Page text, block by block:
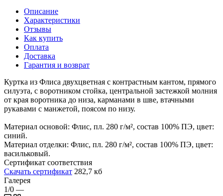
Описание
Характеристики
Отзывы
Как купить
Оплата
Доставка
Гарантия и возврат
Куртка из Флиса двухцветная с контрастным кантом, прямого
силуэта, с воротником стойка, центральной застежкой молния
от края воротника до низа, карманами в шве, втачными
рукавами с манжетой, поясом по низу.
Материал основой: Флис, пл. 280 г/м², состав 100% ПЭ, цвет:
синий.
Материал отделки: Флис, пл. 280 г/м², состав 100% ПЭ, цвет:
васильковый.
Сертификат соответствия
Скачать сертификат 282,7 кб
Галерея
1/0 —